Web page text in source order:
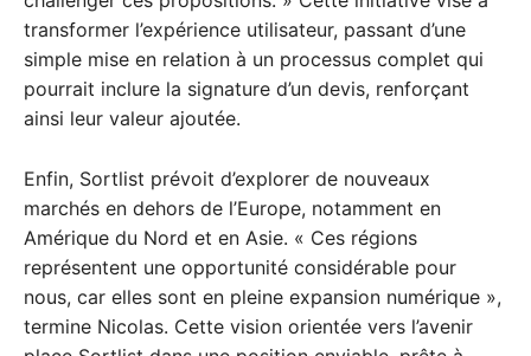
transformer l’expérience utilisateur, passant d’une
simple mise en relation à un processus complet qui
pourrait inclure la signature d’un devis, renforçant
ainsi leur valeur ajoutée.
Enfin, Sortlist prévoit d’explorer de nouveaux
marchés en dehors de l’Europe, notamment en
Amérique du Nord et en Asie. « Ces régions
représentent une opportunité considérable pour
nous, car elles sont en pleine expansion numérique »,
termine Nicolas. Cette vision orientée vers l’avenir